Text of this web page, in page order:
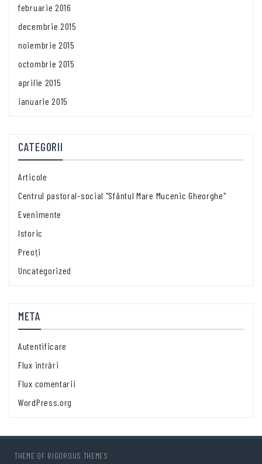
februarie 2016
decembrie 2015
noiembrie 2015
octombrie 2015
aprilie 2015
ianuarie 2015
CATEGORII
Articole
Centrul pastoral-social "Sfântul Mare Mucenic Gheorghe"
Evenimente
Istoric
Preoți
Uncategorized
META
Autentificare
Flux intrări
Flux comentarii
WordPress.org
THEME OF RIGOROUS THEMES